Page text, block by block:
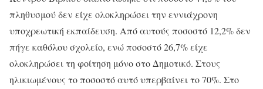
πληθυσμού δεν είχε ολοκληρώσει την εννιάχρονη
υποχρεωτική εκπαίδευση. Από αυτούς ποσοστό 12,2% δεν
πήγε καθόλου σχολείο, ενώ ποσοστό 26,7% είχε
ολοκληρώσει τη φοίτηση μόνο στο Δημοτικό. Στους
ηλικιωμένους το ποσοστό αυτό υπερβαίνει το 70%. Στο